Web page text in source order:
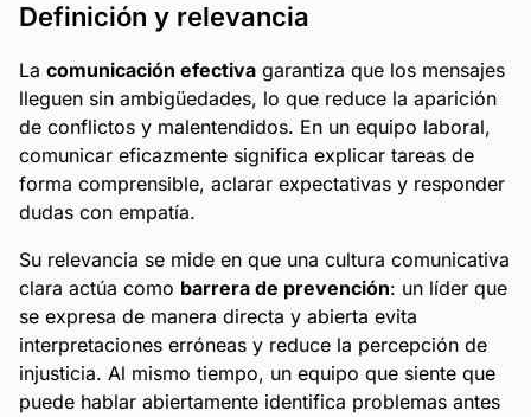
Definición y relevancia
La comunicación efectiva garantiza que los mensajes
lleguen sin ambigüedades, lo que reduce la aparición
de conflictos y malentendidos. En un equipo laboral,
comunicar eficazmente significa explicar tareas de
forma comprensible, aclarar expectativas y responder
dudas con empatía.
Su relevancia se mide en que una cultura comunicativa
clara actúa como barrera de prevención: un líder que
se expresa de manera directa y abierta evita
interpretaciones erróneas y reduce la percepción de
injusticia. Al mismo tiempo, un equipo que siente que
puede hablar abiertamente identifica problemas antes